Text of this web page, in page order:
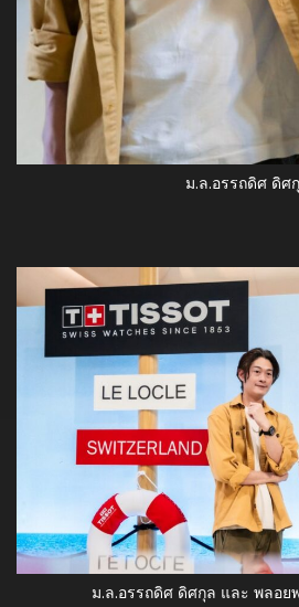
ม.ล.อรรถดิศ ดิศ
ม.ล.อรรถดิศ ดิศกุล และ พลอ